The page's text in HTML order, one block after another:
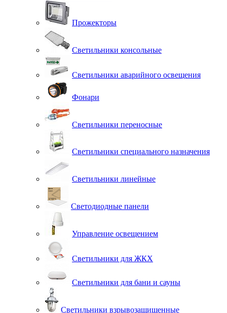
Прожекторы
Светильники консольные
Светильники аварийного освещения
Фонари
Светильники переносные
Светильники специального назначения
Светильники линейные
Светодиодные панели
Управление освещением
Светильники для ЖКХ
Светильники для бани и сауны
Светильники взрывозащищенные